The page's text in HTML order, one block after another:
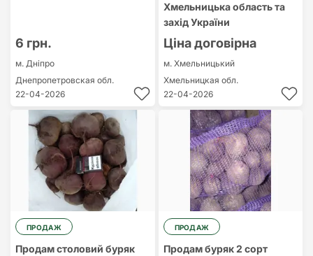
6 грн.
м. Дніпро
Днепропетровская обл.
22-04-2026
Хмельницька область та
захід України
Ціна договірна
м. Хмельницький
Хмельницкая обл.
22-04-2026
ПРОДАЖ
Продам столовий буряк
ПРОДАЖ
Продам буряк 2 сорт